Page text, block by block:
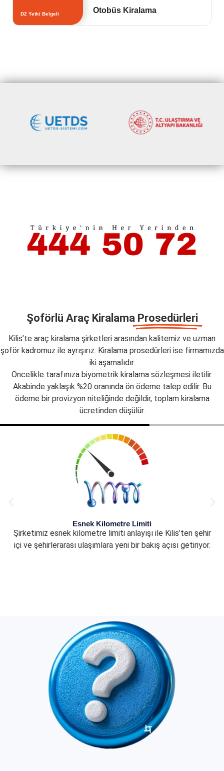
D2 Yetki Belgeli Otobüs Kiralama
Şoförlü Araç Kiralama Prosedürleri
Kilis’te araç kiralama şirketleri arasından kalitemiz ve uzman
şoför kadromuz ile ayrışırız. Kiralama prosedürleri ise firmamızda
iki aşamalıdır.
Öncelikle tarafınıza biyometrik kiralama sözleşmesi iletilir.
Akabinde yaklaşık %20 oranında ön ödeme talep edilir. Bu
ödeme bir provizyon niteliğinde değildir, toplam kiralama
ücretinden düşülür.
Esnek Kilometre Limiti
Şirketimiz esnek kilometre limiti anlayışı ile Kilis’ten şehir
içi ve şehirlerarası ulaşımlara yeni bir bakış açısı getiriyor.